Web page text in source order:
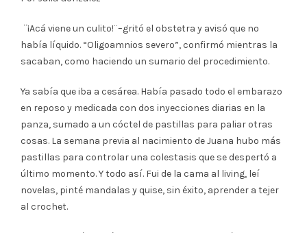
¨¡Acá viene un culito!¨–gritó el obstetra y avisó que no
había líquido. “Oligoamnios severo”, confirmó mientras la
sacaban, como haciendo un sumario del procedimiento.
Ya sabía que iba a cesárea. Había pasado todo el embarazo
en reposo y medicada con dos inyecciones diarias en la
panza, sumado a un cóctel de pastillas para paliar otras
cosas. La semana previa al nacimiento de Juana hubo más
pastillas para controlar una colestasis que se despertó a
último momento. Y todo así. Fui de la cama al living, leí
novelas, pinté mandalas y quise, sin éxito, aprender a tejer
al crochet.